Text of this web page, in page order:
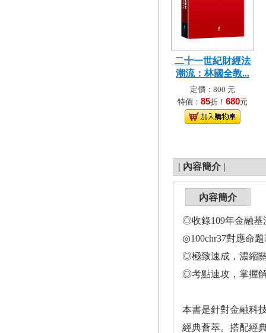
二十一世紀財經法
潮流：林國全教...
定價：800 元
特價： 85折！ 680元
| 內容簡介 |
內容簡介
◎收錄109年金融基
◎100chr37對應命
◎極致速成，濃縮
◎考點速攻，掌握
本書是針對金融科
經典薈萃。搭配經